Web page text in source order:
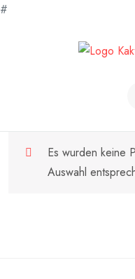
#
Es wurden keine
Auswahl